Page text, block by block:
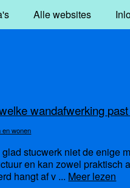
Alle websites
wandafwerking
en wonen
stucwerk niet de enige
en kan zowel praktisch
hangt af v ... Meer lezen